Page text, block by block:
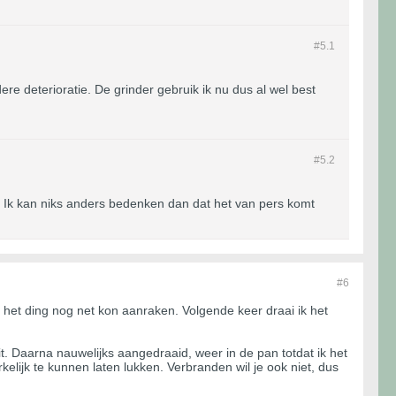
#5. 1
deterioratie. De grinder gebruik ik nu dus al wel best
#5. 2
kan niks anders bedenken dan dat het van pers komt
#6
ding nog net kon aanraken. Volgende keer draai ik het
Daarna nauwelijks aangedraaid, weer in de pan totdat ik het
te kunnen laten lukken. Verbranden wil je ook niet, dus